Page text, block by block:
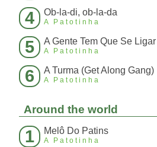
4 Ob-la-di, ob-la-da
A Patotinha
5 A Gente Tem Que Se Ligar
A Patotinha
6 A Turma (Get Along Gang)
A Patotinha
Around the world
1 Melô Do Patins
A Patotinha